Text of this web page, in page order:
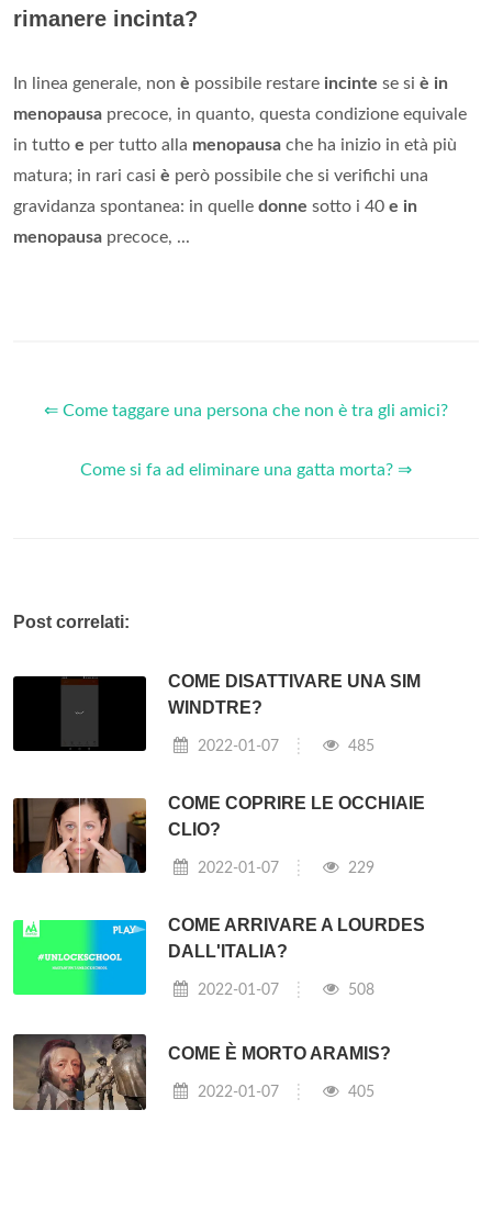
rimanere incinta?
In linea generale, non è possibile restare incinte se si è in
menopausa precoce, in quanto, questa condizione equivale
in tutto e per tutto alla menopausa che ha inizio in età più
matura; in rari casi è però possibile che si verifichi una
gravidanza spontanea: in quelle donne sotto i 40 e in
menopausa precoce, ...
⇐ Come taggare una persona che non è tra gli amici?
Come si fa ad eliminare una gatta morta? ⇒
Post correlati:
COME DISATTIVARE UNA SIM
WINDTRE?
2022-01-07 485
COME COPRIRE LE OCCHIAIE
CLIO?
2022-01-07 229
COME ARRIVARE A LOURDES
DALL'ITALIA?
2022-01-07 508
COME È MORTO ARAMIS?
2022-01-07 405